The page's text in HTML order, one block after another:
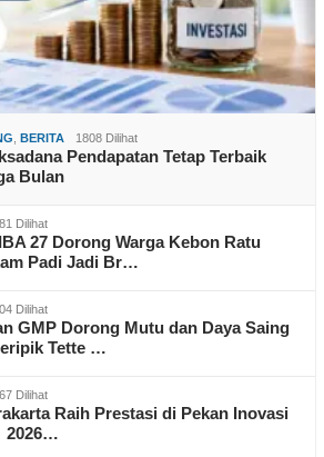
BERITA 1808 Dilihat
Pendapatan Tetap Terbaik
Bulan
Dilihat
27 Dorong Warga Kebon Ratu
Padi Jadi Br…
Dilihat
GMP Dorong Mutu dan Daya Saing
Tette …
Dilihat
Raih Prestasi di Pekan Inovasi
2026…